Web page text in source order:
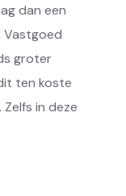
dan een
Vastgoed
groter
ten koste
in deze